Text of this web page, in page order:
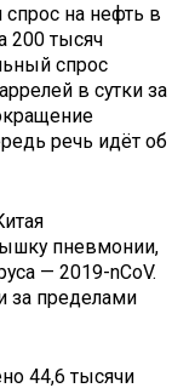
на нефть в
200 тысяч
спрос
в сутки за
речь идёт об
пневмонии,
— 2019-nCoV.
за пределами
44,6 тысячи